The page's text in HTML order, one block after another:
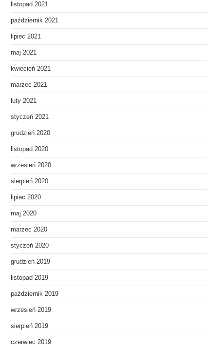
listopad 2021
październik 2021
lipiec 2021
maj 2021
kwiecień 2021
marzec 2021
luty 2021
styczeń 2021
grudzień 2020
listopad 2020
wrzesień 2020
sierpień 2020
lipiec 2020
maj 2020
marzec 2020
styczeń 2020
grudzień 2019
listopad 2019
październik 2019
wrzesień 2019
sierpień 2019
czerwiec 2019